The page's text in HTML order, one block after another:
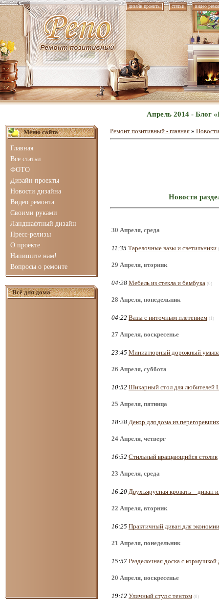
дизайн проекты статьи видео
Апрель 2014 - Блог
Меню сайта
Главная
Все статьи
ФОТО
Дизайн проекты
Новости дизайна
Видео ремонта
Своими руками
Ландшафтный дизайн
Пресс-релизы
О проекте
Напишите нам!
Вопросы о ремонте
Всё для дома
Ремонт позитивный - главная »
Новости
30 Апреля, среда
11:35 Тарелочные вазы и светильники
29 Апреля, вторник
04:28 Мебель из стекла и бамбука (0)
28 Апреля, понедельник
04:22 Вазы с ниточным плетением (1)
27 Апреля, воскресенье
23:45 Миниатюрный дорожный
26 Апреля, суббота
10:52 Шикарный стол для любителей
25 Апреля, пятница
18:28 Декор для дома из
24 Апреля, четверг
16:52 Стильный вращающийся столик
23 Апреля, среда
16:20 Двухъярусная кровать – диван
22 Апреля, вторник
16:25 Практичный диван для
21 Апреля, понедельник
15:57 Разделочная доска с кормушкой
20 Апреля, воскресенье
19:12 Уличный стул с тентом (0)